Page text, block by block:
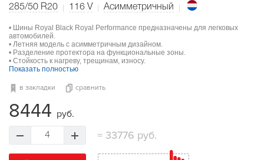
285/50 R20 116 V Асимметричный
• Шины Royal Black Royal Performance предназначены для легковых
автомобилей.
• Летняя модель с асимметричным дизайном.
• Разделение протектора на функциональные зоны.
• Стойкость к нагреву, трещинам, износу.
Показать полностью
в закладки сравнить
8444 руб.
4 = 33776 руб.